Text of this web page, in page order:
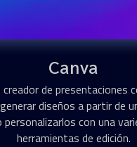
Canva
de presentaciones
diseños a partir de
personalizarlos con una
herramientas de edición.